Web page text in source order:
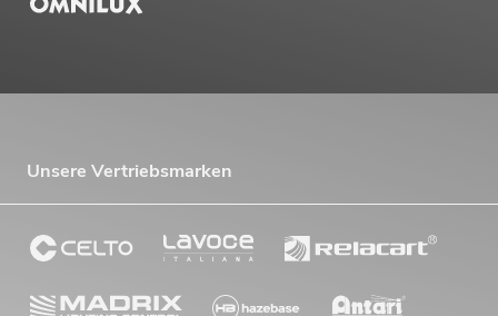
Unsere Vertriebsmarken